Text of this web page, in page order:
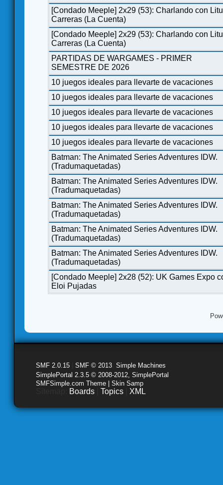
[Condado Meeple] 2x29 (53): Charlando con
Carreras (La Cuenta)
[Condado Meeple] 2x29 (53): Charlando con
Carreras (La Cuenta)
PARTIDAS DE WARGAMES - PRIMER
SEMESTRE DE 2026
10 juegos ideales para llevarte de vacaciones
10 juegos ideales para llevarte de vacaciones
10 juegos ideales para llevarte de vacaciones
10 juegos ideales para llevarte de vacaciones
10 juegos ideales para llevarte de vacaciones
Batman: The Animated Series Adventures IDW.
(Tradumaquetadas)
Batman: The Animated Series Adventures IDW.
(Tradumaquetadas)
Batman: The Animated Series Adventures IDW.
(Tradumaquetadas)
Batman: The Animated Series Adventures IDW.
(Tradumaquetadas)
Batman: The Animated Series Adventures IDW.
(Tradumaquetadas)
[Condado Meeple] 2x28 (52): UK Games Expo
Eloi Pujadas
SMF 2.0.15 SMF © 2013 Simple Machines
SimplePortal 2.3.5 © 2008-2012, SimplePortal
SMFSimple.com Theme | Skin Samp
Boards Topics XML